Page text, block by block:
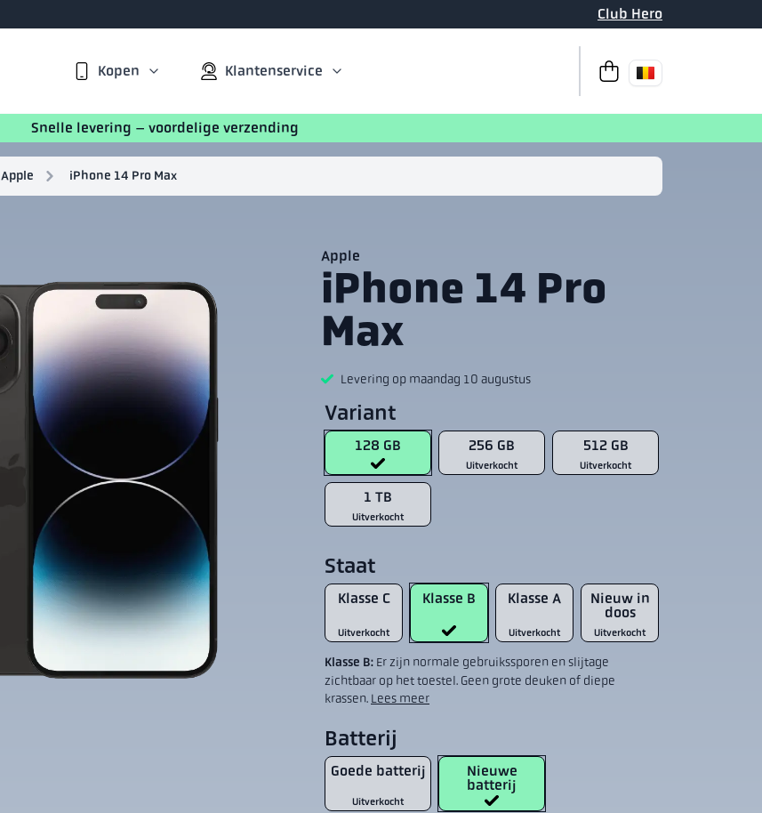
Club Hero
Kopen Klantenservice
Naar afrekenen
Snelle levering – voordelige verzending
Apple iPhone 14 Pro Max
Apple
iPhone 14 Pro
Max
Levering op maandag 10 augustus
Variant
128 GB 256 GB
Uitverkocht
512 GB
Uitverkocht
1 TB
Uitverkocht
Staat
Klasse C
Uitverkocht
Klasse B Klasse A
Uitverkocht
Nieuw in
doos
Uitverkocht
Klasse B: Er zijn normale gebruikssporen en slijtage
zichtbaar op het toestel. Geen grote deuken of diepe
krassen. Lees meer
Batterij
Goede batterij
Uitverkocht
Nieuwe
batterij